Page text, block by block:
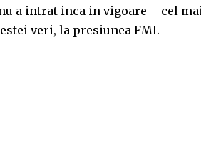
a intrat inca in vigoare – cel
veri, la presiunea FMI.